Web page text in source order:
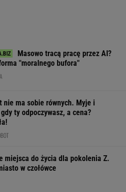
Masowo tracą pracę przez AI?
"moralnego bufora"
nie ma sobie równych. Myje i
ty odpoczywasz, a cena?
miejsca do życia dla pokolenia Z.
w czołówce